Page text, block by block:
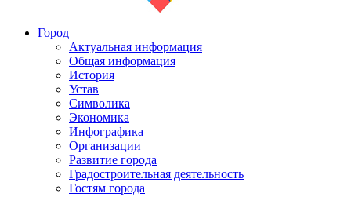
Город
Актуальная информация
Общая информация
История
Устав
Символика
Экономика
Инфографика
Организации
Развитие города
Градостроительная деятельность
Гостям города